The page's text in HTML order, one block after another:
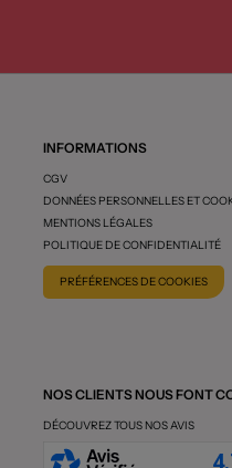
INFORMATIONS
CGV
DONNÉES PERSONNELLES ET
MENTIONS LÉGALES
POLITIQUE DE CONFIDENTIALITÉ
PRÉFÉRENCES DE COOKIES
NOS CLIENTS NOUS FONT
DÉCOUVREZ TOUS NOS AVIS